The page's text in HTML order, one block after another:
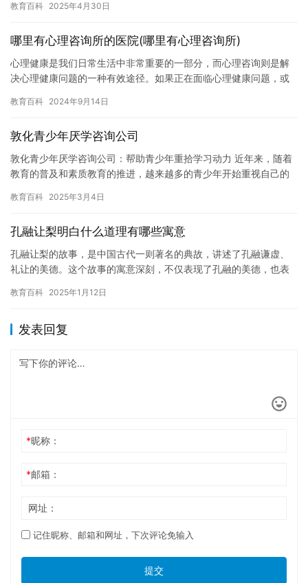
我的…
教育百科 2025年4月30日
哪里有心理咨询所的医院(哪里有心理咨询所)
心理健康是我们日常生活中非常重要的一部分，而心理咨询则是解
决心理健康问题的一种有效途径。如果正在面临心理健康问题，或
的。 …
教育百科 2024年9月14日
敦化青少年厌学咨询公司
敦化青少年厌学咨询公司：帮助青少年重拾学习动力 近年来，随着
教育的普及和素质教育的推进，越来越多的青少年开始重视自己的
题，…
教育百科 2025年3月4日
孔融让梨明白什么道理有哪些寓意
孔融让梨的故事，是中国古代一则著名的典故，讲述了孔融谦虚、
礼让的美德。这个故事的寓意深刻，不仅表现了孔融的美德，也表
一位…
教育百科 2025年1月12日
发表回复
*昵称：
*邮箱：
网址：
记住昵称、邮箱和网址，下次评论免输入
提交